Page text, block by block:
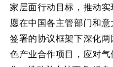
家层面行动目标，推动
愿在中国各主管部门和
签署的协议框架下深化
色产业合作项目，应对